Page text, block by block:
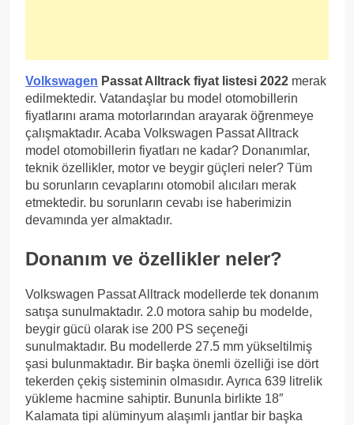
Volkswagen Passat Alltrack fiyat listesi 2022 merak
edilmektedir. Vatandaşlar bu model otomobillerin
fiyatlarını arama motorlarından arayarak öğrenmeye
çalışmaktadır. Acaba Volkswagen Passat Alltrack
model otomobillerin fiyatları ne kadar? Donanımlar,
teknik özellikler, motor ve beygir güçleri neler? Tüm
bu sorunların cevaplarını otomobil alıcıları merak
etmektedir. bu sorunların cevabı ise haberimizin
devamında yer almaktadır.
Donanım ve özellikler neler?
Volkswagen Passat Alltrack modellerde tek donanım
satışa sunulmaktadır. 2.0 motora sahip bu modelde,
beygir gücü olarak ise 200 PS seçeneği
sunulmaktadır. Bu modellerde 27.5 mm yükseltilmiş
şasi bulunmaktadır. Bir başka önemli özelliği ise dört
tekerden çekiş sisteminin olmasıdır. Ayrıca 639 litrelik
yükleme hacmine sahiptir. Bununla birlikte 18″
Kalamata tipi alüminyum alaşımlı jantlar bir başka